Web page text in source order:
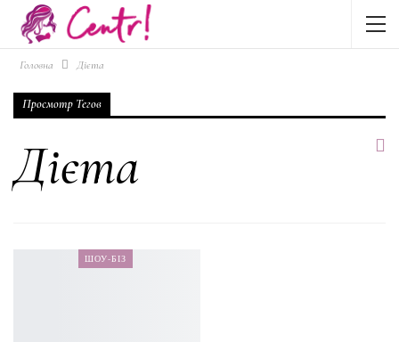
Головна Дієта
Просмотр Тегов
Дієта
ШОУ-БІЗ